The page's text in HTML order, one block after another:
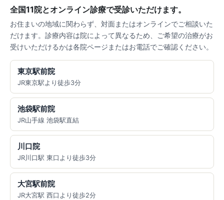
全国11院とオンライン診療で受診いただけます。
お住まいの地域に関わらず、対面またはオンラインでご相談いた
だけます。診療内容は院によって異なるため、ご希望の治療がお
受けいただけるかは各院ページまたはお電話でご確認ください。
東京駅前院
JR東京駅より徒歩3分
池袋駅前院
JR山手線 池袋駅直結
川口院
JR川口駅 東口より徒歩3分
大宮駅前院
JR大宮駅 西口より徒歩2分